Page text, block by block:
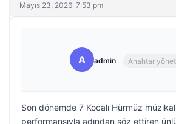
Mayıs 23, 2026: 7:53 pm
A admin Anahtar
Son dönemde 7 Kocalı Hürmüz
performansıyla adından söz ettiren